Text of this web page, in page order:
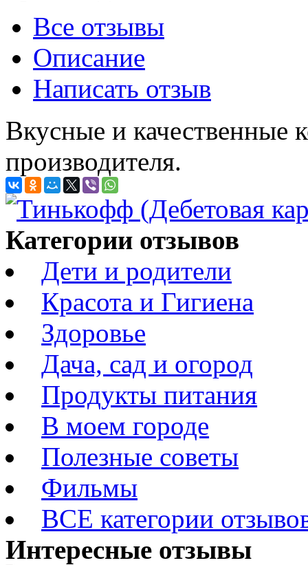
Все отзывы
Описание
Написать отзыв
Вкусные и качественные
производителя.
Категории отзывов
Дети и родители
Красота и Гигиена
Здоровье
Дача, сад и огород
Продукты питания
В моем городе
Полезные советы
Фильмы
ВСЕ категории
Интересные отзывы